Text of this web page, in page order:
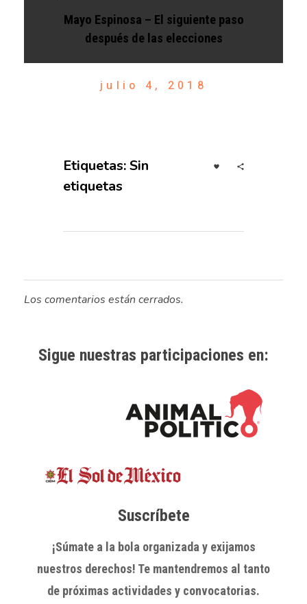
Mayo Espinosa – El siguiente paso
después de las elecciones
julio 4, 2018
Etiquetas: Sin
etiquetas
Los comentarios están cerrados.
Sigue nuestras participaciones en:
Suscríbete
¡Súmate a la bola organizada y exijamos
nuestros derechos! Te mantendremos al tanto
de próximas actividades y convocatorias.